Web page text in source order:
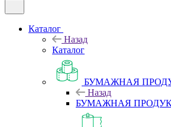
Каталог
Назад
Каталог
БУМАЖНАЯ
Назад
БУМАЖНАЯ